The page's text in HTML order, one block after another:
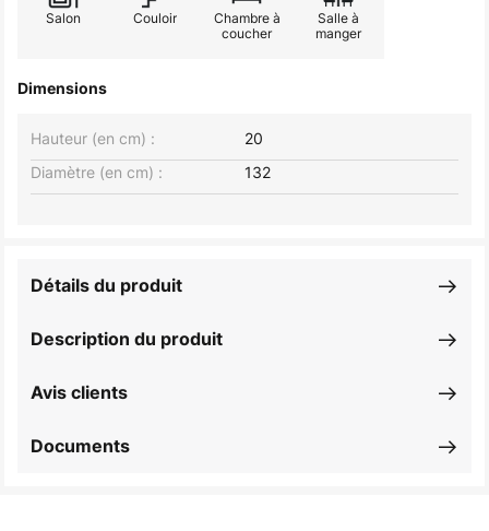
Salon Couloir
Chambre à
coucher
Salle à
manger
Dimensions
Hauteur (en cm) :
20
Diamètre (en cm) :
132
Description du produit
Détails du produit
Avis clients
Documents